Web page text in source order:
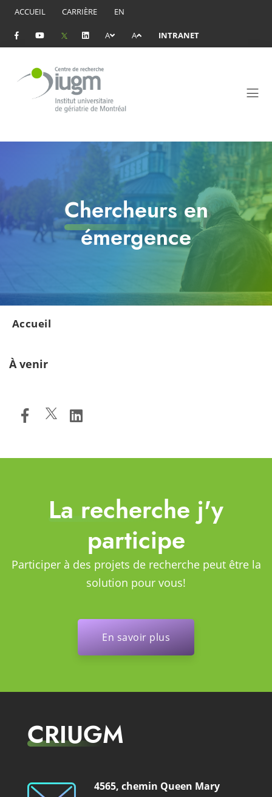
ACCUEIL CARRIÈRE EN
A A INTRANET
Chercheurs en
émergence
Accueil
À venir
La recherche j'y
participe
Participer à des projets de recherche peut être la
solution pour vous!
En savoir plus
CRIUGM
4565, chemin Queen Mary